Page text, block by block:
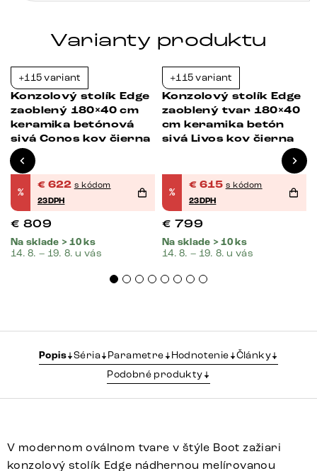
Varianty produktu
+115 variant
Konzolový stolík Edge
zaoblený 180×40 cm
keramika betónová
sivá Conos kov čierna
%
€ 622 s kódom
23DPH
€ 809
Na sklade > 10 ks
14. 8. – 19. 8. u vás
+115 variant
Konzolový stolík Edge
zaoblený tvar 180×40
cm keramika betón
sivá Livos kov čierna
%
€ 615 s kódom
23DPH
€ 799
Na sklade > 10 ks
14. 8. – 19. 8. u vás
Popis Séria Parametre Hodnotenie
Články
Podobné produkty
V modernom oválnom tvare v štýle Boot zažiari
konzolový stolík Edge nádhernou melírovanou